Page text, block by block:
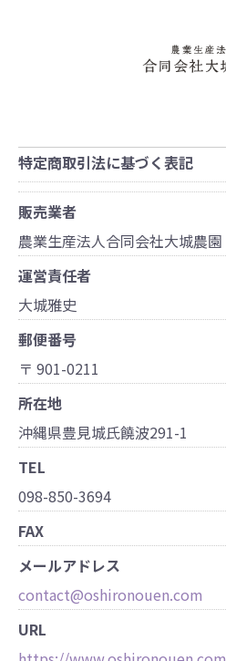
特定商取引法に基づく表記
販売業者
農業生産法人合同会社大城農園
運営責任者
大城雅史
郵便番号
〒 901-0211
所在地
沖縄県豊見城氏饒波291-1
TEL
098-850-3694
FAX
メールアドレス
contact@oshironouen.com
URL